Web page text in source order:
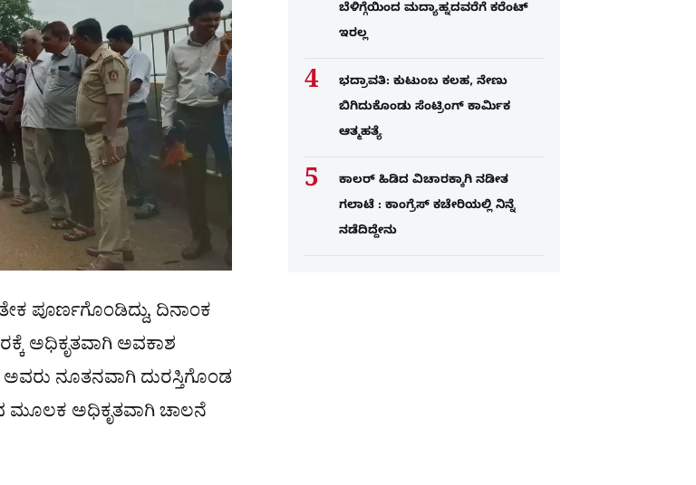
ಪೂರ್ಣಗೊಂಡಿದ್ದು, ದಿನಾಂಕ
ಅಧಿಕೃತವಾಗಿ ಅವಕಾಶ
ಅವರು ನೂತನವಾಗಿ ದುರಸ್ತಿಗೊಂಡ
ಮೂಲಕ ಅಧಿಕೃತವಾಗಿ ಚಾಲನೆ
ಬೆಳಿಗ್ಗೆಯಿಂದ ಮದ್ಯಾಹ್ನದವರೆಗೆ ಕರೆಂಟ್​
ಇರಲ್ಲ
ಭದ್ರಾವತಿ: ಕುಟುಂಬ ಕಲಹ, ನೇಣು
ಬಿಗಿದುಕೊಂಡು ಸೆಂಟ್ರಿಂಗ್​ ಕಾರ್ಮಿಕ
ಆತ್ಮಹತ್ಯೆ
ಕಾಲರ್​​​ ಹಿಡಿದ ವಿಚಾರಕ್ಕಾಗಿ ನಡೀತ
ಗಲಾಟೆ : ಕಾಂಗ್ರೆಸ್​ ಕಚೇರಿಯಲ್ಲಿ ನಿನ್ನೆ
ನಡೆದಿದ್ದೇನು